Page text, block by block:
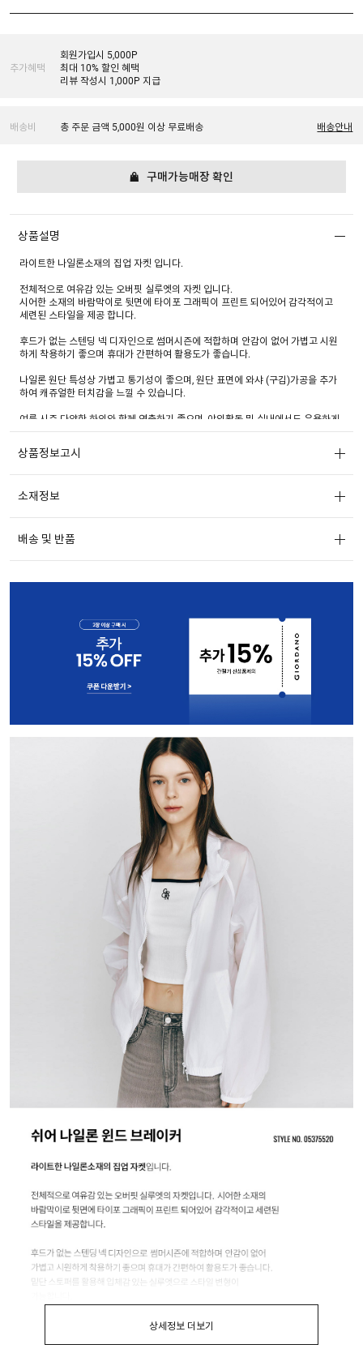
추가혜택
회원가입시 5,000P
최대 10% 할인 혜택
리뷰 작성시 1,000P 지급
배송비 총 주문 금액 5,000원 이상 무료배송 배송안내
구매가능매장 확인
상품설명
라이트한 나일론소재의 집업 자켓 입니다.
전체적으로 여유감 있는 오버핏 실루엣의 자켓 입니다.
시어한 소재의 바람막이로 뒷면에 타이포 그래픽이 프린트 되어있어 감각적이고
세련된 스타일을 제공 합니다.
후드가 없는 스텐딩 넥 디자인으로 썸머시즌에 적합하며 안감이 없어 가볍고 시원
하게 착용하기 좋으며 휴대가 간편하여 활용도가 좋습니다.
나일론 원단 특성상 가볍고 통기성이 좋으며, 원단 표면에 와샤 (구김)가공을 추가
하여 캐쥬얼한 터치감을 느낄 수 있습니다.
여름 시즌 다양한 하의와 함께 연출하기 좋으며, 야외활동 및 실내에서도 유용하게
활용하기 좋은 데일리 아이템 입니다.
상품정보고시
소재정보
배송 및 반품
상세정보 더보기